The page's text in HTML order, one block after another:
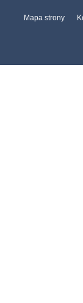
Mapa strony